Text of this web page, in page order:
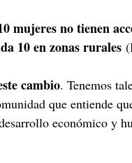
mujeres no tienen
10 en zonas rurales
cambio. Tenemos
que entiende
económico y